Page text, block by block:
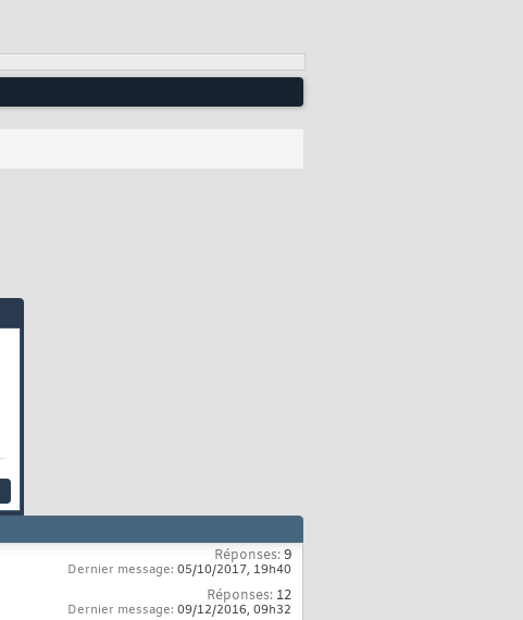
Réponses:9
Dernier message: 05/10/2017, 19h40
Réponses: 12
Dernier message: 09/12/2016, 09h32